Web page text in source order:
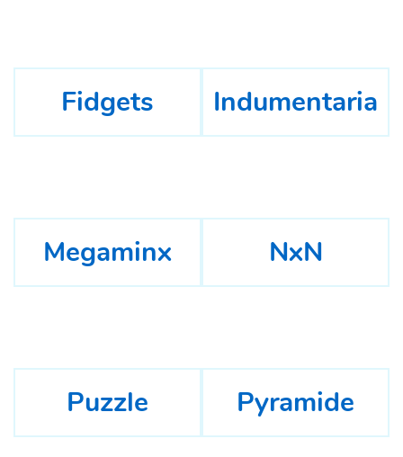
Fidgets Indumentaria
Megaminx NxN
Puzzle Pyramide